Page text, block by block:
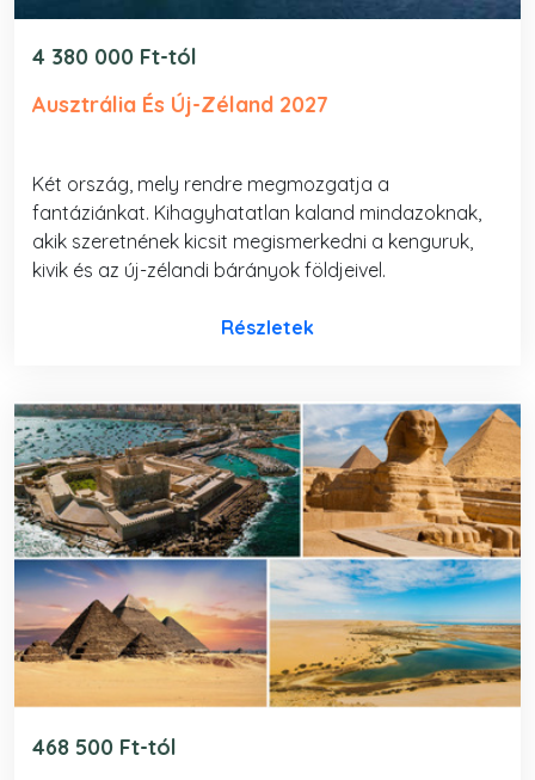
4 380 000 Ft-tól
Ausztrália És Új-Zéland 2027
Két ország, mely rendre megmozgatja a
fantáziánkat. Kihagyhatatlan kaland mindazoknak,
akik szeretnének kicsit megismerkedni a kenguruk,
kivik és az új-zélandi bárányok földjeivel.
Részletek
468 500 Ft-tól